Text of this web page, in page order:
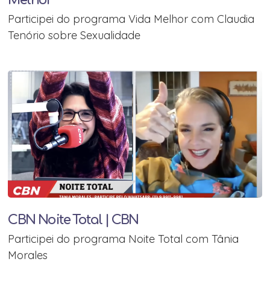
Participei do programa Vida Melhor com Claudia
Tenório sobre Sexualidade
CBN Noite Total | CBN
Participei do programa Noite Total com Tânia
Morales